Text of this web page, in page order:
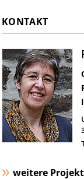
KONTAKT
weitere